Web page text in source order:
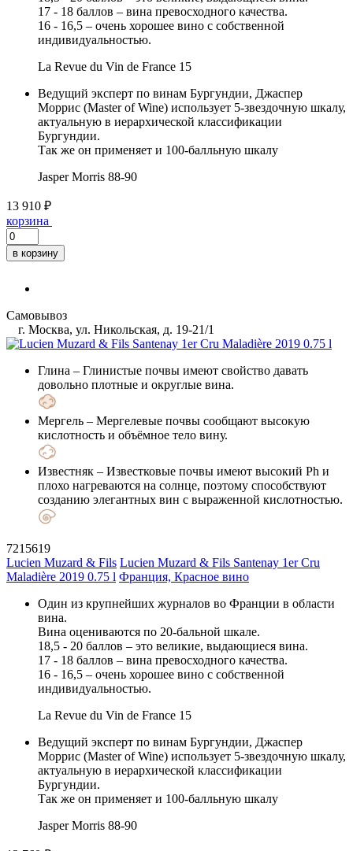
17 - 18 баллов – вина превосходного качества.
16 - 16,5 – очень хорошее вино с собственной
индивидуальностью.
La Revue du Vin de France 15
Ведущий эксперт по винам Бургундии, Джаспер
Моррис (Master of Wine) использует 5-звездочную шкалу,
актуальную в иерархической классификации
Бургундии.
Так же он применяет и 100-балльную шкалу
Jasper Morris 88-90
13 910 ₽
корзина
в корзину
Самовывоз
г. Москва, ул. Никольская, д. 19-21/1
Глина – Глинистые почвы имеют свойство давать
довольно плотные и округлые вина.
Мергель – Мергелевые почвы сообщают высокую
кислотность и объёмное тело вину.
Известняк – Известковые почвы имеют высокий Ph и
плохо нагреваются на солнце, поэтому способствуют
созданию элегантных вин с выраженной кислотностью.
7215619
Lucien Muzard & Fils Lucien Muzard & Fils Santenay 1er Cru
Maladière 2019 0.75 l Франция, Красное вино
Один из крупнейших журналов во Франции в области
вина.
Вина оцениваются по 20-бальной шкале.
18,5 - 20 баллов – это великие, выдающиеся вина.
17 - 18 баллов – вина превосходного качества.
16 - 16,5 – очень хорошее вино с собственной
индивидуальностью.
La Revue du Vin de France 15
Ведущий эксперт по винам Бургундии, Джаспер
Моррис (Master of Wine) использует 5-звездочную шкалу,
актуальную в иерархической классификации
Бургундии.
Так же он применяет и 100-балльную шкалу
Jasper Morris 88-90